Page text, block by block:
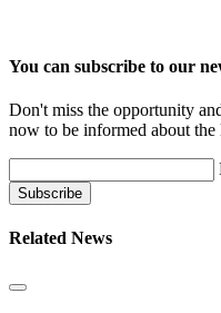
You can subscribe to our
Don't miss the opportunity
now to be informed about the
Related News